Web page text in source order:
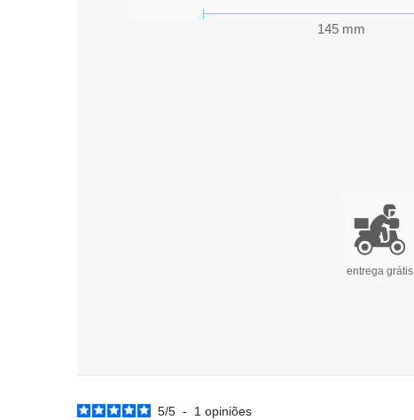
145 mm
entrega grátis
5/5 - 1 opiniões